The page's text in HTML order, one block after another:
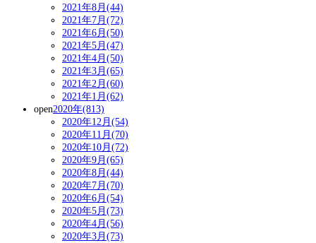
2021年8月(44)
2021年7月(72)
2021年6月(50)
2021年5月(47)
2021年4月(50)
2021年3月(65)
2021年2月(60)
2021年1月(62)
open2020年(813)
2020年12月(54)
2020年11月(70)
2020年10月(72)
2020年9月(65)
2020年8月(44)
2020年7月(70)
2020年6月(54)
2020年5月(73)
2020年4月(56)
2020年3月(73)